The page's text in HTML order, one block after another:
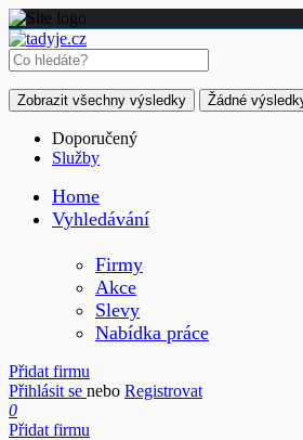
Zobrazit všechny výsledky Žádné
Doporučený
Služby
Home
Vyhledávání
Firmy
Akce
Slevy
Nabídka práce
Přidat firmu
Přihlásit se nebo Registrovat
0
Přidat firmu